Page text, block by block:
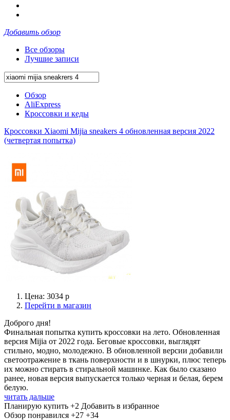
Добавить обзор
Все обзоры
Лучшие записи
Обзор
AliExpress
Кроссовки и кеды
Кроссовки Xiaomi Mijia sneakers 4 обновленная версия 2022
(четвертая попытка)
Цена: 3034 р
Перейти в магазин
Доброго дня!
Финальная попытка купить кроссовки на лето. Обновленная
версия Mijia от 2022 года. Беговые кроссовки, выглядят
стильно, модно, молодежно. В обновленной версии добавили
светоотражение в ткань поверхности и в шнурки, плюс теперь
их можно стирать в стиральной машинке. Как было сказано
ранее, новая версия выпускается только черная и белая, берем
белую.
читать дальше
Планирую купить +2 Добавить в избранное
Обзор понравился +27 +34